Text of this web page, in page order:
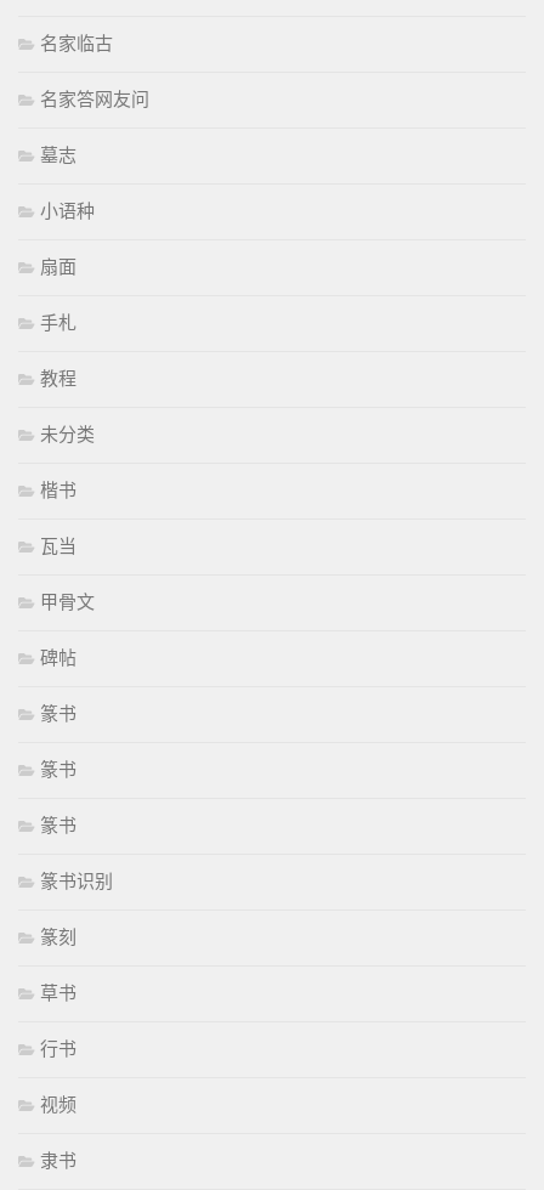
名家临古
名家答网友问
墓志
小语种
扇面
手札
教程
未分类
楷书
瓦当
甲骨文
碑帖
篆书
篆书
篆书
篆书识别
篆刻
草书
行书
视频
隶书